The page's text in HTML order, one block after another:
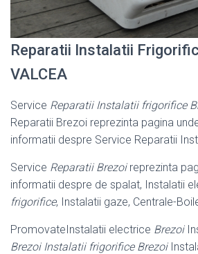
Reparatii Instalatii
VALCEA
Service Reparatii Instalatii frigorifice
Reparatii Brezoi reprezinta pagina
informatii despre Service Reparatii
Service Reparatii Brezoireprezinta
informatii despre de spalat, Instalatii
frigorifice, Instalatii gaze, Centrale-
PromovateInstalatii electrice Brezoi
Brezoi Instalatii frigorifice Brezoi